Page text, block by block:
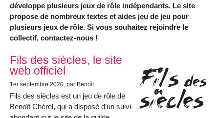
développe plusieurs jeux de rôle indépendants. Le site
propose de nombreux textes et aides jeu de jeu pour
plusieurs jeux de rôle. Si vous souhaitez rejoindre le
collectif, contactez-nous !
Articles les plus récents
Fils des siècles, le site
web officiel
1er septembre 2020 , par Benoît
Fils des siècles est un jeu de rôle de
Benoît Chérel, qui a disposé d’un suivi